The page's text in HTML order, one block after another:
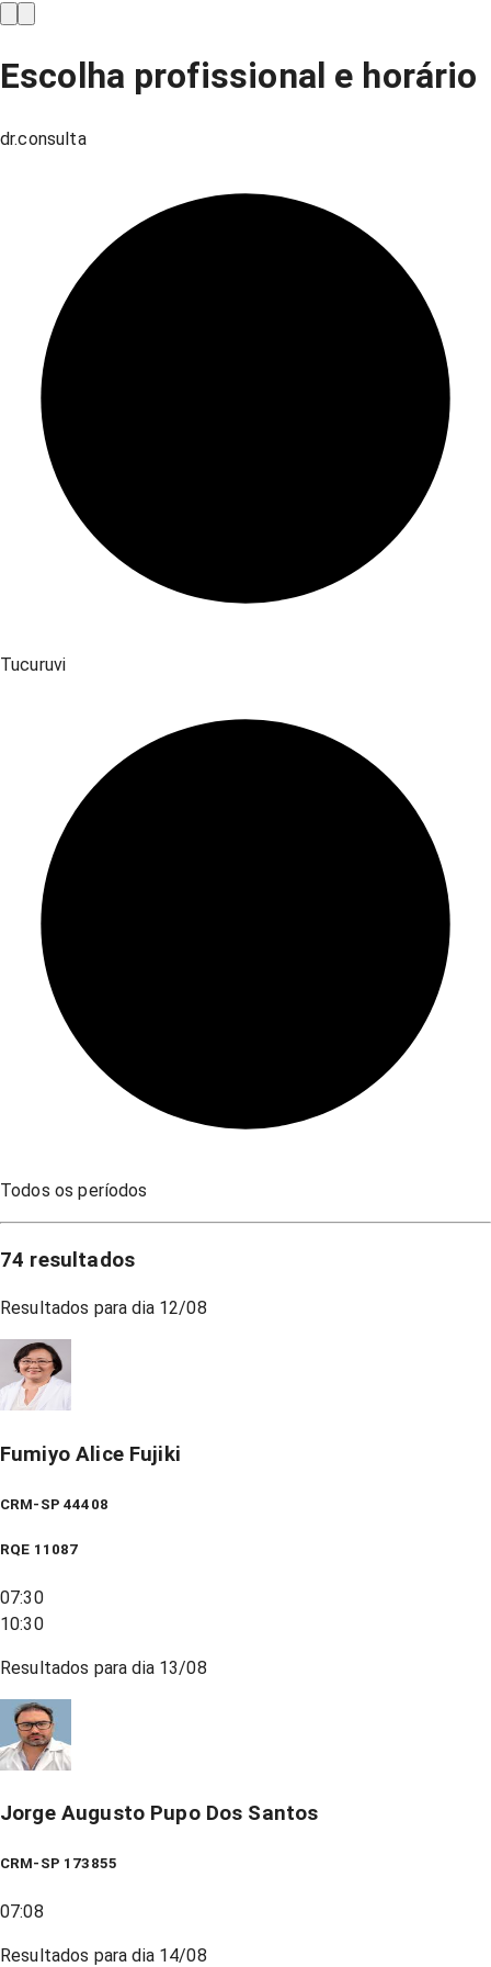
Escolha profissional e horário
dr.consulta
Tucuruvi
Todos os períodos
74 resultados
Resultados para dia 12/08
Fumiyo Alice Fujiki
CRM-SP 44408
RQE 11087
07:30
10:30
Resultados para dia 13/08
Jorge Augusto Pupo Dos Santos
CRM-SP 173855
07:08
Resultados para dia 14/08